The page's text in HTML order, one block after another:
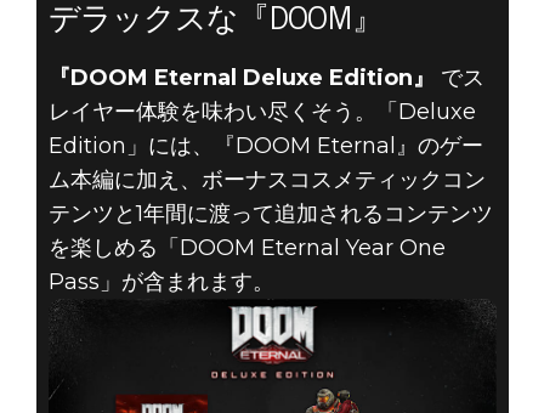
デラックスな『DOOM』
『DOOM Eternal Deluxe Edition』
でス
レイヤー体験を味わい尽くそう。「Deluxe
Edition」には、『DOOM Eternal』のゲー
ム本編に加え、ボーナスコスメティックコン
テンツと1年間に渡って追加されるコンテンツ
を楽しめる「DOOM Eternal Year One
Pass」が含まれます。